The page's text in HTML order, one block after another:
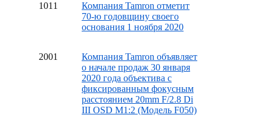
1011
Компания Tamron отметит
70-ю годовщину своего
основания 1 ноября 2020
2001
Компания Tamron объявляет
о начале продаж 30 января
2020 года объектива с
фиксированным фокусным
расстоянием 20mm F/2.8 Di
III OSD M1:2 (Модель F050)